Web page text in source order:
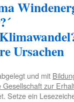
Ursachen
und mit
Gesellschaft zur
Setze ein